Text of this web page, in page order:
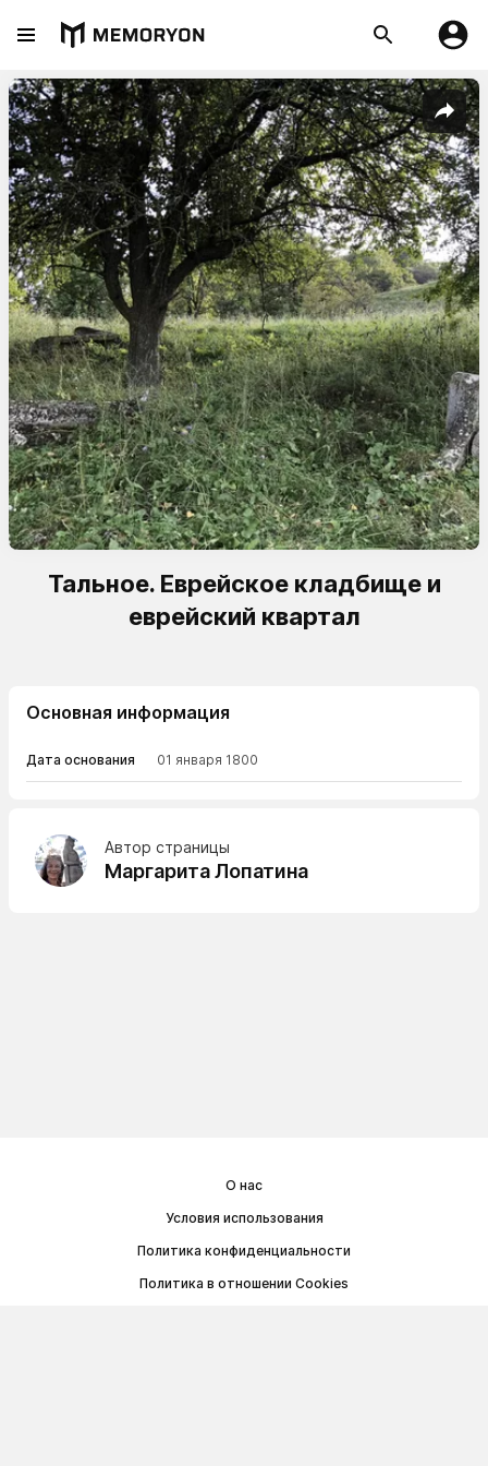
Тальное. Еврейское кладбище и
еврейский квартал
Основная информация
Дата основания 01 января 1800
Автор страницы
Маргарита Лопатина
О нас
Условия использования
Политика конфиденциальности
Политика в отношении Cookies